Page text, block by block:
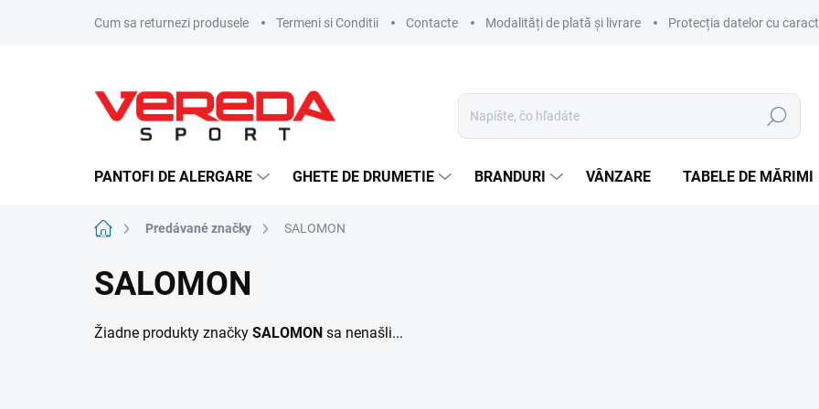
Cum sa returnezi produsele Termeni si Conditii Contacte Modalități de plată și livrare Protecția datelor cu
Hľadať
PANTOFI DE ALERGARE GHETE DE DRUMETIE BRANDURI VÂNZARE TABELE DE MĂRIMI
DomovPredávané značky SALOMON
SALOMON
Žiadne produkty značky SALOMON sa nenašli...